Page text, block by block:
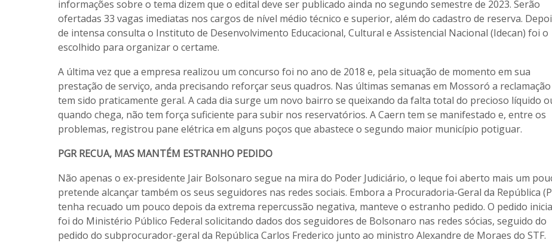
informações sobre o tema dizem que o edital deve ser publicado ainda no segundo semestre de 2023. Serão
ofertadas 33 vagas imediatas nos cargos de nível médio técnico e superior, além do cadastro de reserva.
de intensa consulta o Instituto de Desenvolvimento Educacional, Cultural e Assistencial Nacional (Idecan) foi o
escolhido para organizar o certame.
A última vez que a empresa realizou um concurso foi no ano de 2018 e, pela situação de momento em sua
prestação de serviço, anda precisando reforçar seus quadros. Nas últimas semanas em Mossoró a reclamação
tem sido praticamente geral. A cada dia surge um novo bairro se queixando da falta total do precioso líquido
quando chega, não tem força suficiente para subir nos reservatórios. A Caern tem se manifestado e, entre os
problemas, registrou pane elétrica em alguns poços que abastece o segundo maior município potiguar.
PGR RECUA, MAS MANTÉM ESTRANHO PEDIDO
Não apenas o ex-presidente Jair Bolsonaro segue na mira do Poder Judiciário, o leque foi aberto mais um
pretende alcançar também os seus seguidores nas redes sociais. Embora a Procuradoria-Geral da República
tenha recuado um pouco depois da extrema repercussão negativa, manteve o estranho pedido. O pedido
foi do Ministério Público Federal solicitando dados dos seguidores de Bolsonaro nas redes sócias, seguido do
pedido do subprocurador-geral da República Carlos Frederico junto ao ministro Alexandre de Moraes do STF.